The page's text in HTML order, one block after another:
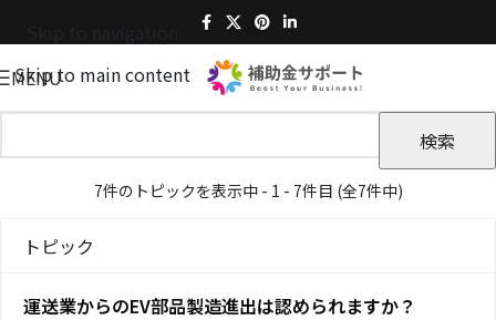
Skip to main content
MENU
7件のトピックを表示中 - 1 - 7件目 (全7件中)
トピック
運送業からのEV部品製造進出は認められますか？